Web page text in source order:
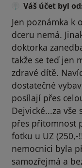
Váš účet byl
Jen poznámka k
dceru nemá.
doktorka
takže se teď jen
zdravé dítě.
dostatečné
posílají přes
Dejvické...za vše
přes přítomnost
fotku u UZ
nemocnici byla
samozřejmá a